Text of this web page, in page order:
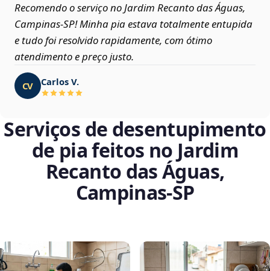
Recomendo o serviço no Jardim Recanto das Águas,
Campinas‑SP! Minha pia estava totalmente entupida
e tudo foi resolvido rapidamente, com ótimo
atendimento e preço justo.
CV Carlos V.
Serviços de desentupimento
de pia feitos no Jardim
Recanto das Águas,
Campinas‑SP